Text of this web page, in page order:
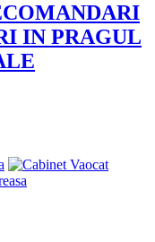
IN PRAGUL